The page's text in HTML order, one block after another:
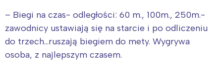
– Biegi na czas- odległości: 60 m., 100m., 250m.-
zawodnicy ustawiają się na starcie i po odliczeniu
do trzech…ruszają biegiem do mety. Wygrywa
osoba, z najlepszym czasem.